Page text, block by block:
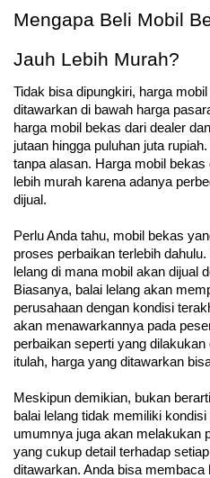
Mengapa Beli Mobil
Jauh Lebih Murah?
Tidak bisa dipungkiri, harga
ditawarkan di bawah harga
harga mobil bekas dari dealer
jutaan hingga puluhan juta
tanpa alasan. Harga mobil
lebih murah karena adanya
dijual.
Perlu Anda tahu, mobil bekas
proses perbaikan terlebih
lelang di mana mobil akan dijual
Biasanya, balai lelang akan
perusahaan dengan kondisi
akan menawarkannya pada
perbaikan seperti yang
itulah, harga yang ditawarkan
Meskipun demikian, bukan
balai lelang tidak memiliki
umumnya juga akan melakukan
yang cukup detail terhadap
ditawarkan. Anda bisa